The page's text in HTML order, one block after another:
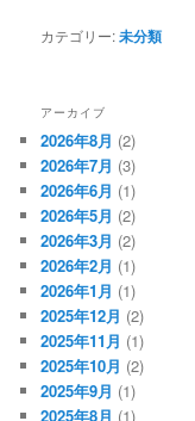
カテゴリー:未分類
アーカイブ
2026年8月 (2)
2026年7月 (3)
2026年6月 (1)
2026年5月 (2)
2026年3月 (2)
2026年2月 (1)
2026年1月 (1)
2025年12月 (2)
2025年11月 (1)
2025年10月 (2)
2025年9月 (1)
2025年8月 (1)